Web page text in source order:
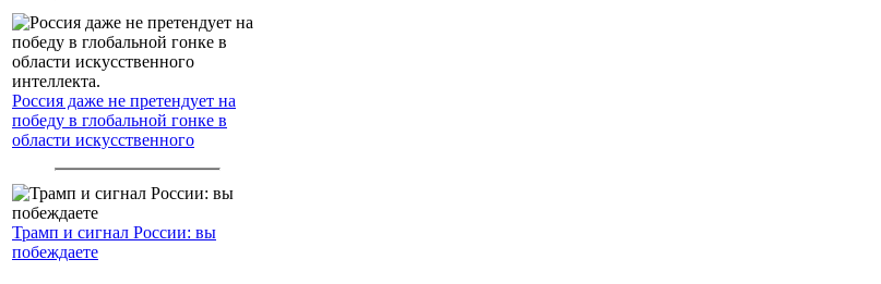
Россия даже не претендует на
победу в глобальной гонке в
области искусственного
Трамп и сигнал России: вы
побеждаете